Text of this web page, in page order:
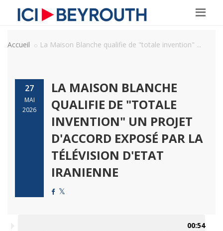
Accueil La Maison Blanche qualifie de "totale invention" ...
27
MAI
2026
LA MAISON BLANCHE
QUALIFIE DE "TOTALE
INVENTION" UN PROJET
D'ACCORD EXPOSÉ PAR LA
TÉLÉVISION D'ETAT
IRANIENNE
00:54